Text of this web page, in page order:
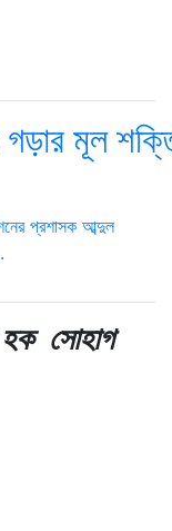
গড়ার মূল
প্রশাসক আব্দুল
হক সোহাগ